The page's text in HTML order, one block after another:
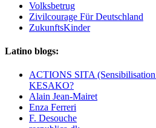
Volksbetrug
Zivilcourage Für Deutschland
ZukunftsKinder
Latino blogs:
ACTIONS SITA
KESAKO?
Alain Jean-Mairet
Enza Ferreri
F. Desouche